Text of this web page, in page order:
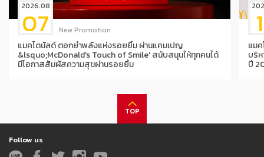
2026.08
07 New Promotion
แมคโดนัลด์ ตอกย้ำพลังแห่งรอยยิ้ม ผ่านแคมเปญ
&lsquo;McDonald's Touch of Smile' สนับสนุนให้ทุกคนได้
มีโอกาสสัมผัสความสุขผ่านรอยยิ้ม
แม
บริ
ปี
TOP
Follow us